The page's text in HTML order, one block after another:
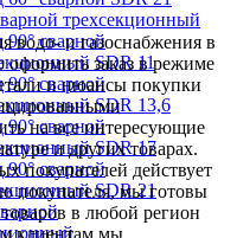
трехсекционный
90° сварной
SDR 11
90° сварной
SDR 13,6
90° сварной
SDR 17
90° сварной
SDR 21
водо- и газоснабжения в
заказ в режиме
и нюансы покупки
на все интересующие
и других товарах.
покупателей действует
покупателя, мы готовы
в любой регион
клиентам мы